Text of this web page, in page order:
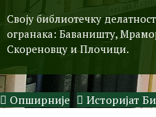
Своју библиотечку
огранака: Баваништу,
Скореновцу и Плочици.
Опширније Историјат